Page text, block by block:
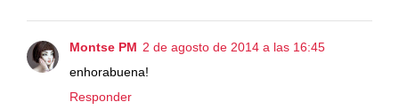
Montse PM 2 de agosto de 2014 a las 16:45
enhorabuena!
Responder